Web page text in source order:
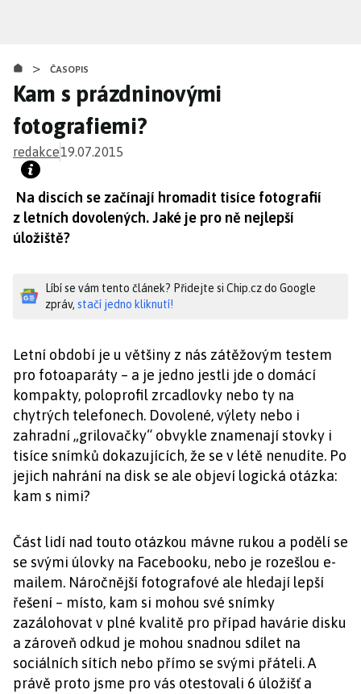
obsahu
> ČASOPIS
Kam s prázdninovými
fotografiemi?
redakce19.07.2015
Na discích se začínají hromadit tisíce fotografií
z letních dovolených. Jaké je pro ně nejlepší
úložiště?
Líbí se vám tento článek? Přidejte si Chip.cz do Google
zpráv, stačí jedno kliknutí!
Letní období je u většiny z nás zátěžovým testem
pro fotoaparáty – a je jedno jestli jde o domácí
kompakty, poloprofil zrcadlovky nebo ty na
chytrých telefonech. Dovolené, výlety nebo i
zahradní „grilovačky“ obvykle znamenají stovky i
tisíce snímků dokazujících, že se v létě nenudíte. Po
jejich nahrání na disk se ale objeví logická otázka:
kam s nimi?
Část lidí nad touto otázkou mávne rukou a podělí se
se svými úlovky na Facebooku, nebo je rozešlou e-
mailem. Náročnější fotografové ale hledají lepší
řešení – místo, kam si mohou své snímky
zazálohovat v plné kvalitě pro případ havárie disku
a zároveň odkud je mohou snadnou sdílet na
sociálních sítích nebo přímo se svými přáteli. A
právě proto jsme pro vás otestovali 6 úložišť a